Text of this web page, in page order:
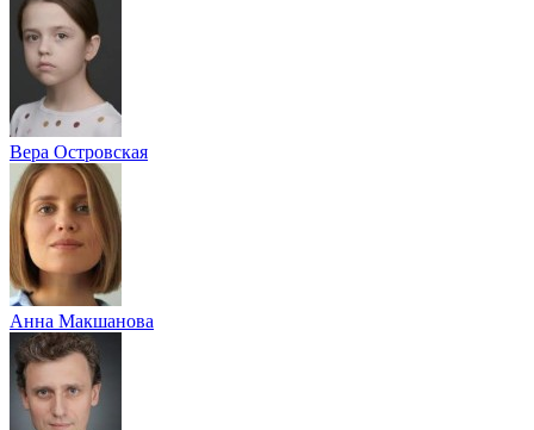
Вера Островская
Анна Макшанова